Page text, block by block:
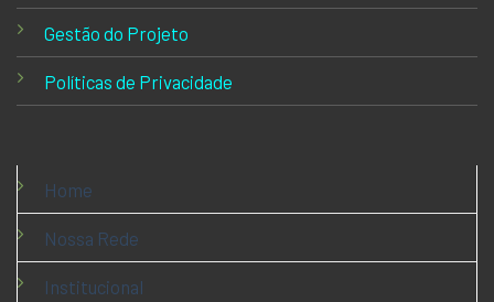
Gestão do Projeto
Políticas de Privacidade
Home
Nossa Rede
Institucional